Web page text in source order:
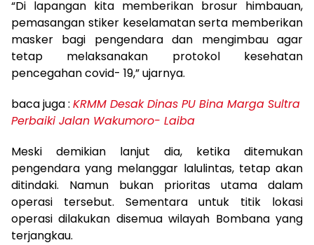
“Di lapangan kita memberikan brosur himbauan,
pemasangan stiker keselamatan serta memberikan
masker bagi pengendara dan mengimbau agar
tetap melaksanakan protokol kesehatan
pencegahan covid- 19,” ujarnya.
baca juga : KRMM Desak Dinas PU Bina Marga Sultra
Perbaiki Jalan Wakumoro- Laiba
Meski demikian lanjut dia, ketika ditemukan
pengendara yang melanggar lalulintas, tetap akan
ditindaki. Namun bukan prioritas utama dalam
operasi tersebut. Sementara untuk titik lokasi
operasi dilakukan disemua wilayah Bombana yang
terjangkau.